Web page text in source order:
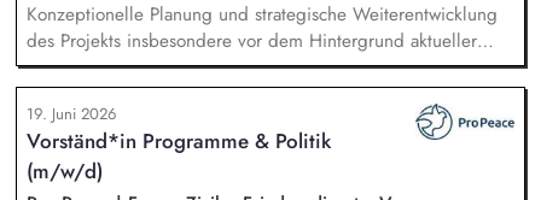
Konzeptionelle Planung und strategische Weiterentwicklung
des Projekts insbesondere vor dem Hintergrund aktueller
politischer Entwicklungen in den Projektregionen,
Öffentlichkeitsarbeit Print und web in Deutsch und Englisch,
Vertretung des Projekts bei Vorträgen, Netzwerk- u.
Fundraisingveranstaltungen, Weiterentwicklung des
Privatspendenfundraisings, regelmäßige Kommunikation mit
19. Juni 2026
Vorständ*in Programme & Politik
(m/w/d)